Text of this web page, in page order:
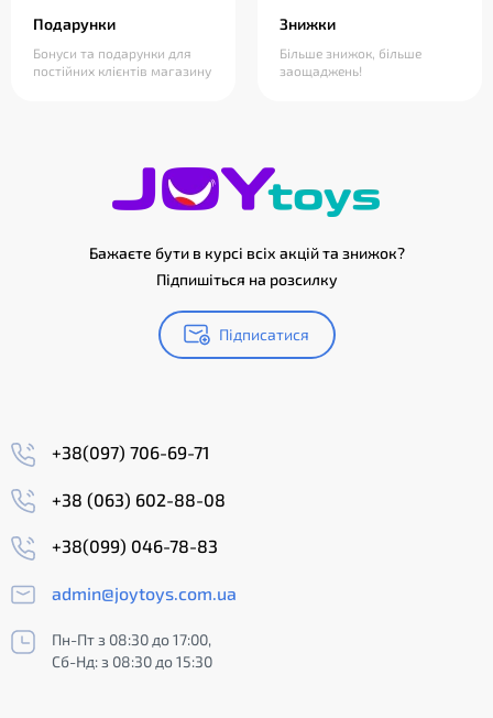
Подарунки
Бонуси та подарунки для
постійних клієнтів магазину
Знижки
Більше знижок, більше
заощаджень!
Бажаєте бути в курсі всіх акцій та знижок?
Підпишіться на розсилку
Підписатися
+38(097) 706-69-71
+38 (063) 602-88-08
+38(099) 046-78-83
admin@joytoys.com.ua
Пн-Пт з 08:30 до 17:00,
Сб-Нд: з 08:30 до 15:30